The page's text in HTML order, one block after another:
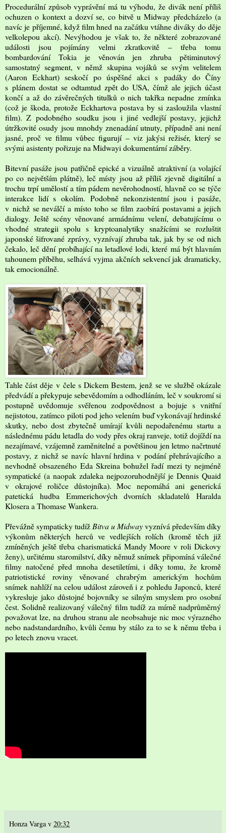
Procedurální způsob vyprávění má tu výhodu, že divák není příliš
ochuzen o kontext a dozví se, co bitvě u Midway předcházelo (a
navíc je příjemné, když film hned na začátku vtáhne diváky do děje
velkolepou akcí). Nevýhodou je však to, že některé zobrazované
události jsou pojímány velmi zkratkovitě – třeba tomu
bombardování Tokia je věnován jen zhruba pětiminutový
samostatný segment, v němž skupina vojáků se svým velitelem
(Aaron Eckhart) seskočí po úspěšné akci s padáky do Číny
s plánem dostat se odtamtud zpět do USA, čímž ale jejich účast
končí a až do závěrečných titulků o nich takřka nepadne zmínka
(což je škoda, protože Eckhartova postava by si zasloužila vlastní
film). Z podobného soudku jsou i jiné vedlejší postavy, jejichž
útržkovité osudy jsou mnohdy znenadání utnuty, případně ani není
jasné, proč ve filmu vůbec figurují – viz jakýsi režisér, který se
svými asistenty pořizuje na Midwayi dokumentární záběry.
Bitevní pasáže jsou patřičně epické a vizuálně atraktivní (a volající
po co největším plátně), leč místy jsou až příliš zjevně digitální a
trochu trpí umělostí a tím pádem nevěrohodností, hlavně co se týče
interakce lidí s okolím. Podobně nekonzistentní jsou i pasáže,
v nichž se neválčí a místo toho se film zaobírá postavami a jejich
dialogy. Ještě scény věnované armádnímu velení, debatujícímu o
vhodné strategii spolu s kryptoanalytiky snažícími se rozluštit
japonské šifrované zprávy, vyznívají zhruba tak, jak by se od nich
čekalo, leč dění probíhající na letadlové lodi, které má být hlavním
tahounem příběhu, selhává vyjma akčních sekvencí jak dramaticky,
tak emocionálně.
Tahle část děje v čele s Dickem Bestem, jenž se ve službě okázale
předvádí a překypuje sebevědomím a odhodláním, leč v soukromí si
postupně uvědomuje svěřenou zodpovědnost a bojuje s vnitřní
nejistotou, zatímco piloti pod jeho velením buď vykonávají hrdinské
skutky, nebo dost zbytečně umírají kvůli nepodařenému startu a
následnému pádu letadla do vody přes okraj ranveje, totiž dojíždí na
nezajímavé, vzájemně zaměnitelné a povětšinou jen letmo načrtnuté
postavy, z nichž se navíc hlavní hrdina v podání přehrávajícího a
nevhodně obsazeného Eda Skreina bohužel řadí mezi ty nejméně
sympatické (a naopak zdaleka nejpozoruhodnější je Dennis Quaid
v okrajové roličce důstojníka). Moc nepomáhá ani generická
patetická hudba Emmerichových dvorních skladatelů Haralda
Klosera a Thomase Wankera.
Převážně sympaticky tudíž Bitva u Midwayvyznívá především díky
výkonům některých herců ve vedlejších rolích (kromě těch již
zmíněných ještě třeba charismatická Mandy Moore v roli Dickovy
ženy), určitému staromilství, díky němuž snímek připomíná válečné
filmy natočené před mnoha desetiletími, i díky tomu, že kromě
patriotistické roviny věnované chrabrým americkým hochům
snímek nahlíží na celou událost zároveň i z pohledu Japonců, které
vykresluje jako důstojné bojovníky se silným smyslem pro osobní
čest. Solidně realizovaný válečný film tudíž za mírně nadprůměrný
považovat lze, na druhou stranu ale neobsahuje nic moc výrazného
nebo nadstandardního, kvůli čemu by stálo za to se k němu třeba i
po letech znovu vracet.
Honza Varga v 20:32